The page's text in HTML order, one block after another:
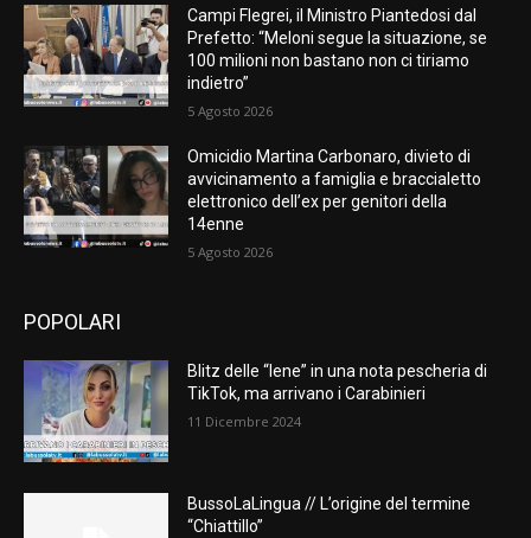
Campi Flegrei, il Ministro Piantedosi dal
Prefetto: “Meloni segue la situazione, se
100 milioni non bastano non ci tiriamo
indietro”
5 Agosto 2026
Omicidio Martina Carbonaro, divieto di
avvicinamento a famiglia e braccialetto
elettronico dell’ex per genitori della
14enne
5 Agosto 2026
POPOLARI
Blitz delle “Iene” in una nota pescheria di
TikTok, ma arrivano i Carabinieri
11 Dicembre 2024
BussoLaLingua // L’origine del termine
“Chiattillo”